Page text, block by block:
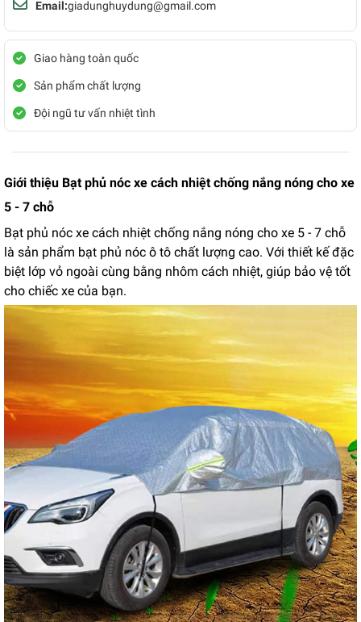
Email:giadunghuydung@gmail.com
Giao hàng toàn quốc
Sản phẩm chất lượng
Đội ngũ tư vấn nhiệt tình
Giới thiệu Bạt phủ nóc xe cách nhiệt chống nắng nóng cho xe
5 - 7 chỗ
Bạt phủ nóc xe cách nhiệt chống nắng nóng cho xe 5 - 7 chỗ
là sản phẩm bạt phủ nóc ô tô chất lượng cao. Với thiết kế đặc
biệt lớp vỏ ngoài cùng bằng nhôm cách nhiệt, giúp bảo vệ tốt
cho chiếc xe của bạn.